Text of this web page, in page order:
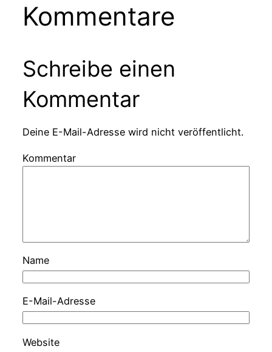
Kommentare
Schreibe einen
Kommentar
Deine E-Mail-Adresse wird nicht veröffentlicht.
Kommentar
Name
E-Mail-Adresse
Website